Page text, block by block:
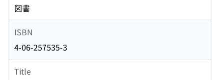
図書
ISBN
4-06-257535-3
Title